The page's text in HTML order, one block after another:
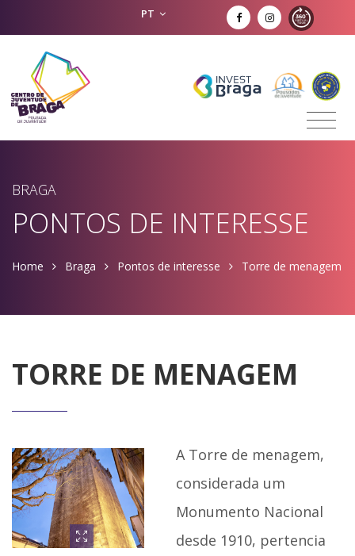
PT
BRAGA
PONTOS DE INTERESSE
Home Braga Pontos de interesse Torre de menagem
TORRE DE MENAGEM
A Torre de menagem,
considerada um
Monumento Nacional
desde 1910, pertencia